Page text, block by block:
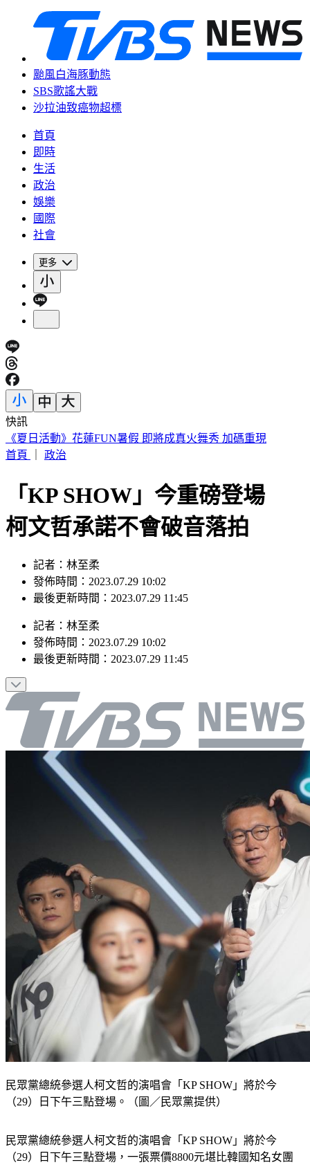
颱風白海豚動態
SBS歌謠大戰
沙拉油致癌物超標
首頁
即時
生活
政治
娛樂
國際
社會
更多
快訊
188萬《龍藏經》賣掉了！大戶不甩7折 店員爆「付現買原
價」
「KP SHOW」今重磅登場
柯文哲承諾不會破音落拍
記者：林至柔
發佈時間：2023.07.29 10:02
記者：林至柔
發佈時間：2023.07.29 10:02
民眾黨總統參選人柯文哲的演唱會「KP SHOW」將於今
民眾黨總統參選人柯文哲的演唱會「KP SHOW」將於今